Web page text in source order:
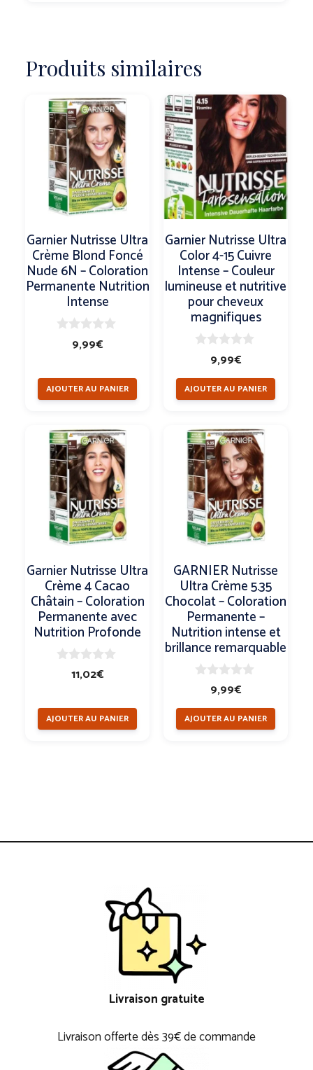
Produits similaires
Garnier Nutrisse Ultra
Crème Blond Foncé
Nude 6N – Coloration
Permanente Nutrition
Intense
5
9,99€
AJOUTER AU PANIER
Garnier Nutrisse Ultra
Color 4-15 Cuivre
Intense – Couleur
lumineuse et nutritive
pour cheveux
magnifiques
u
r
5
9,99€
AJOUTER AU PANIER
Garnier Nutrisse Ultra
Crème 4 Cacao
Châtain – Coloration
Permanente avec
Nutrition Profonde
5
11,02€
AJOUTER AU PANIER
GARNIER Nutrisse
Ultra Crème 5.35
Chocolat – Coloration
Permanente –
Nutrition intense et
brillance remarquable
u
r
5
9,99€
AJOUTER AU PANIER
Livraison gratuite
Livraison offerte dès 39€ de commande